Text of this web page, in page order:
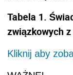
Tabela 1.
związkowych
Kliknij aby